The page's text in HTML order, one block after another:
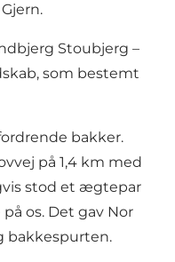
Gjern.
Stoubjerg –
som bestemt
bakker.
på 1,4 km med
stod et ægtepar
os. Det gav Nor
bakkespurten.